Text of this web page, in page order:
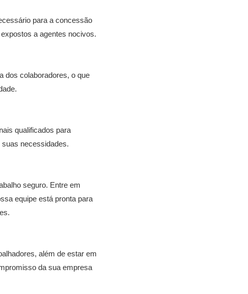
para a concessão
a agentes nocivos.
dos colaboradores, o que
qualificados para
necessidades.
seguro. Entre em
equipe está pronta para
além de estar em
da sua empresa